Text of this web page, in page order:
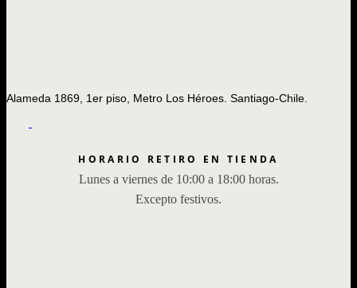
Alameda 1869, 1er piso, Metro Los Héroes. Santiago-Chile.
HORARIO RETIRO EN TIENDA
Lunes a viernes de 10:00 a 18:00 horas.
Excepto festivos.